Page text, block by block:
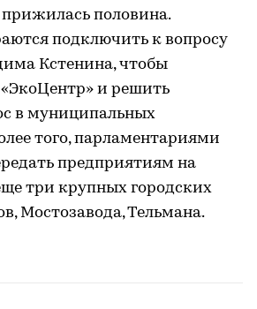
половина.
подключить к вопросу
Кстенина, чтобы
и решить
в муниципальных
того, парламентариями
предприятиям на
три крупных городских
Мостозавода, Тельмана.